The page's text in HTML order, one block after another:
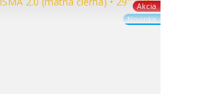
Akcia
Novinka